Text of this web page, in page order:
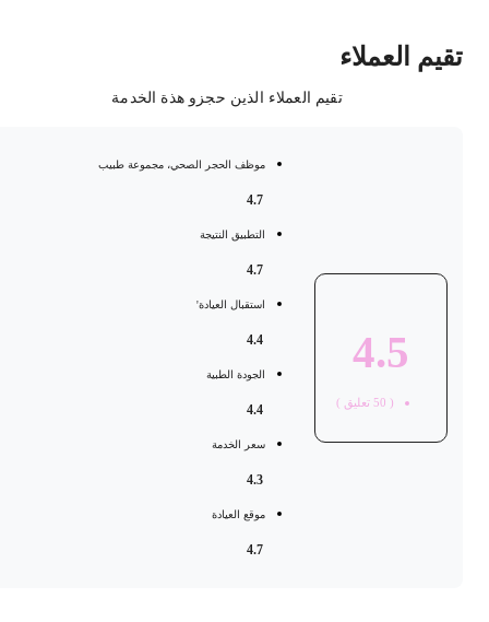
العملاء
تقيم العملاء الذين حجزو هذة الخدمة
4.5
50 تعليق )
موظف الحجر الصحي، مجموعة طبيب
التطبيق النتيجة
استقبال العيادة'
الجودة الطبية
سعر الخدمة
موقع العيادة